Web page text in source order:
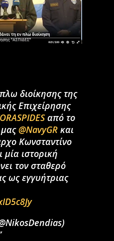
διοίκησης της
Επιχείρησης
από το
@NavyGR και
Κωνσταντίνο
ιστορική
τον σταθερό
ως εγγυήτριας